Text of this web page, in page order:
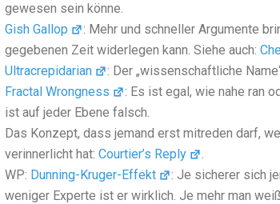
gewesen sein könne.
Gish Gallop
: Mehr und schneller Argumente
gegebenen Zeit widerlegen kann. Siehe auch:
Ultracrepidarian
: Der „wissenschaftliche
Fractal Wrongness
: Es ist egal, wie nahe ran
ist auf jeder Ebene falsch.
Das Konzept, dass jemand erst mitreden darf,
verinnerlicht hat: Courtier’s Reply
.
WP: Dunning-Kruger-Effekt
: Je sicherer sich
weniger Experte ist er wirklich. Je mehr man